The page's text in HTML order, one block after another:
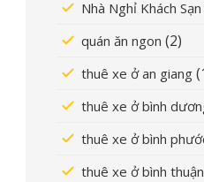
Nhà Nghỉ Khách
quán ăn ngon (2)
thuê xe ở an giang
thuê xe ở bình
thuê xe ở bình
thuê xe ở bình thuận